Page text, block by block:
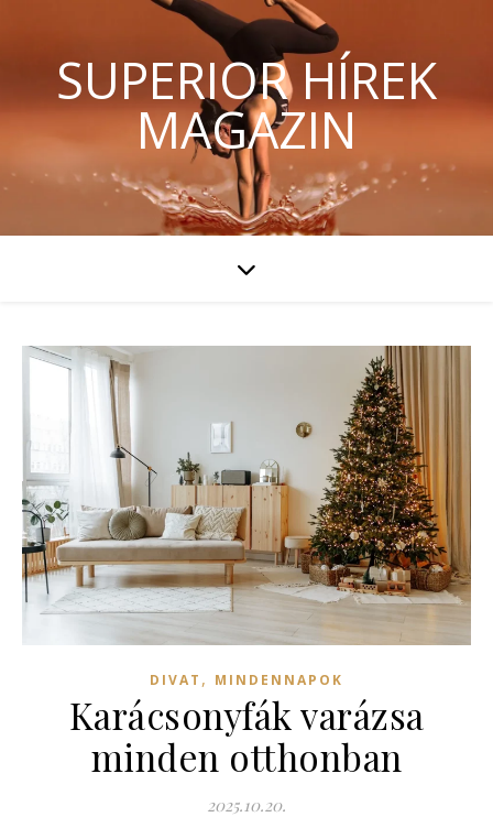
SUPERIOR HÍREK
MAGAZIN
DIVAT , MINDENNAPOK
Karácsonyfák varázsa
minden otthonban
2025.10.20.